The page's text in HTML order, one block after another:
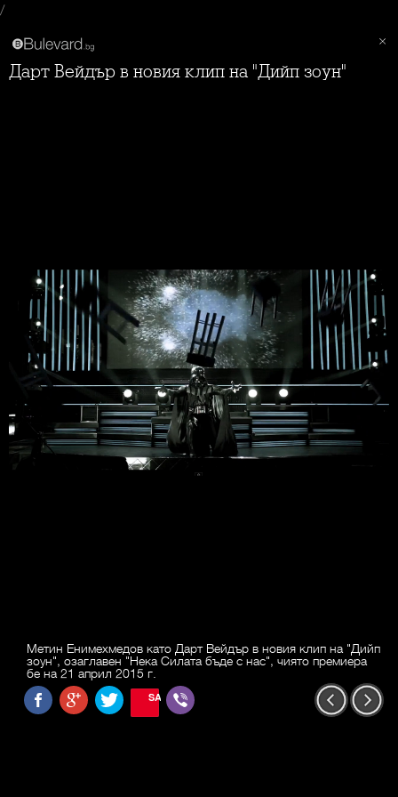
/
Дарт Вейдър в новия клип на "Дийп зоун"
Метин Енимехмедов като Дарт Вейдър в новия клип на "Дийп
зоун", озаглавен "Нека Силата бъде с нас", чиято премиера
бе на 21 април 2015 г.
SAVE